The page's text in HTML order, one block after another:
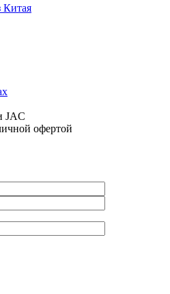
Китая
JAC
офертой